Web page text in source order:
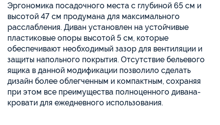
Эргономика посадочного места с глубиной 65 см и
высотой 47 см продумана для максимального
расслабления. Диван установлен на устойчивые
пластиковые опоры высотой 5 см, которые
обеспечивают необходимый зазор для вентиляции и
защиты напольного покрытия. Отсутствие бельевого
ящика в данной модификации позволило сделать
дизайн более облегченным и компактным, сохраняя
при этом все преимущества полноценного дивана-
кровати для ежедневного использования.